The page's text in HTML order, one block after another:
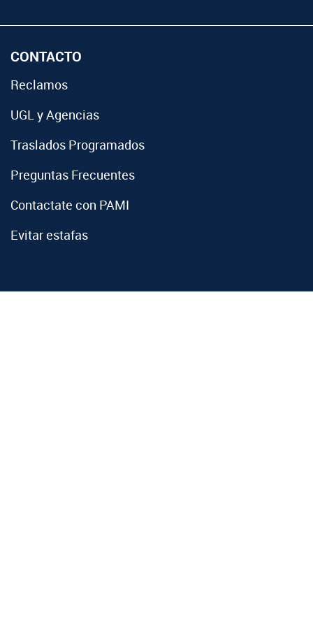
CONTACTO
Reclamos
UGL y Agencias
Traslados Programados
Preguntas Frecuentes
Contactate con PAMI
Evitar estafas